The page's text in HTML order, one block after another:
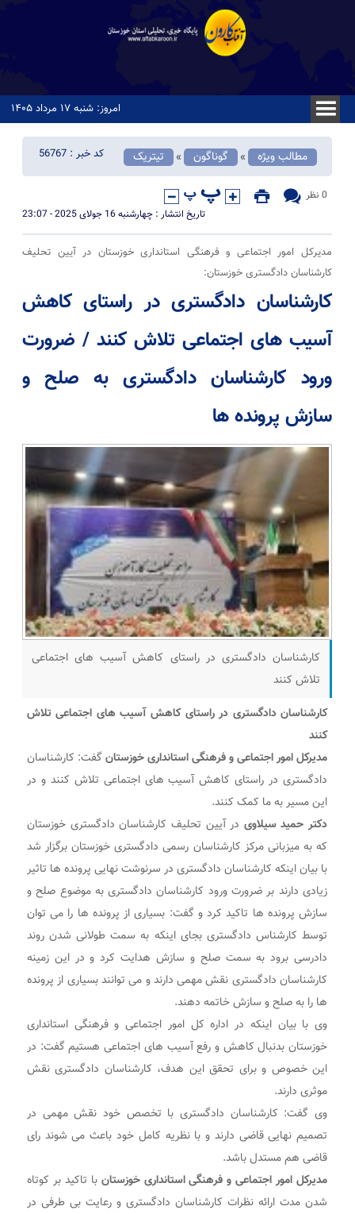
امروز: شنبه ۱۷ مرداد ۱۴۰۵
تیتریک « گوناگون « مطالب ویژه کد خبر : 56767
0 نظر
تاریخ انتشار : چهارشنبه 16 جولای 2025 - 23:07
مدیرکل امور اجتماعی و فرهنگی استانداری خوزستان در آیین تحلیف
کارشناسان دادگستری خوزستان:
کارشناسان دادگستری در راستای کاهش
آسیب های اجتماعی تلاش کنند / ضرورت
ورود کارشناسان دادگستری به صلح و
سازش پرونده ها
کارشناسان دادگستری در راستای کاهش آسیب های اجتماعی
تلاش کنند
کارشناسان دادگستری در راستای کاهش آسیب های اجتماعی تلاش
کنند
مدیرکل امور اجتماعی و فرهنگی استانداری خوزستان گفت: کارشناسان
دادگستری در راستای کاهش آسیب های اجتماعی تلاش کنند و در
این مسیر به ما کمک کنند.
دکتر حمید سیلاوی در آیین تحلیف کارشناسان دادگستری خوزستان
که به میزبانی مرکز کارشناسان رسمی دادگستری خوزستان برگزار شد
با بیان اینکه کارشناسان دادگستری در سرنوشت نهایی پرونده ها تاثیر
زیادی دارند بر ضرورت ورود کارشناسان دادگستری به موضوع صلح و
سازش پرونده ها تاکید کرد و گفت: بسیاری از پرونده ها را می توان
توسط کارشناس دادگستری بجای اینکه به سمت طولانی شدن روند
دادرسی برود به سمت صلح و سازش هدایت کرد و در این زمینه
کارشناسان دادگستری نقش مهمی دارند و می توانند بسیاری از پرونده
ها را به صلح و سازش خاتمه دهند.
وی با بیان اینکه در اداره کل امور اجتماعی و فرهنگی استانداری
خوزستان بدنبال کاهش و رفع آسیب های اجتماعی هستیم گفت: در
این خصوص و برای تحقق این هدف، کارشناسان دادگستری نقش
موثری دارند.
وی گفت: کارشناسان دادگستری با تخصص خود نقش مهمی در
تصمیم نهایی قاضی دارند و با نظریه کامل خود باعث می شوند رای
قاضی هم مستدل باشد.
مدیرکل امور اجتماعی و فرهنگی استانداری خوزستان با تاکید بر کوتاه
شدن مدت ارائه نظرات کارشناسان دادگستری و رعایت بی طرفی در